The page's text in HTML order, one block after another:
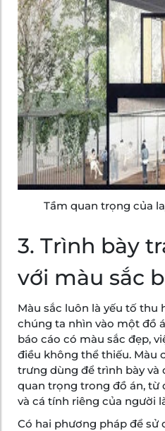
Tầm quan trọng của
3. Trình bày
với màu sắc
Màu sắc luôn là yếu tố thu
chúng ta nhìn vào một đồ
báo cáo có màu sắc đẹp,
điều không thể thiếu. Màu
trưng dùng để trình bày và
quan trọng trong đồ án, từ
và cá tính riêng của người
Có hai phương pháp để sử